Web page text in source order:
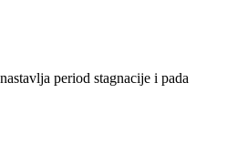
period stagnacije i pada